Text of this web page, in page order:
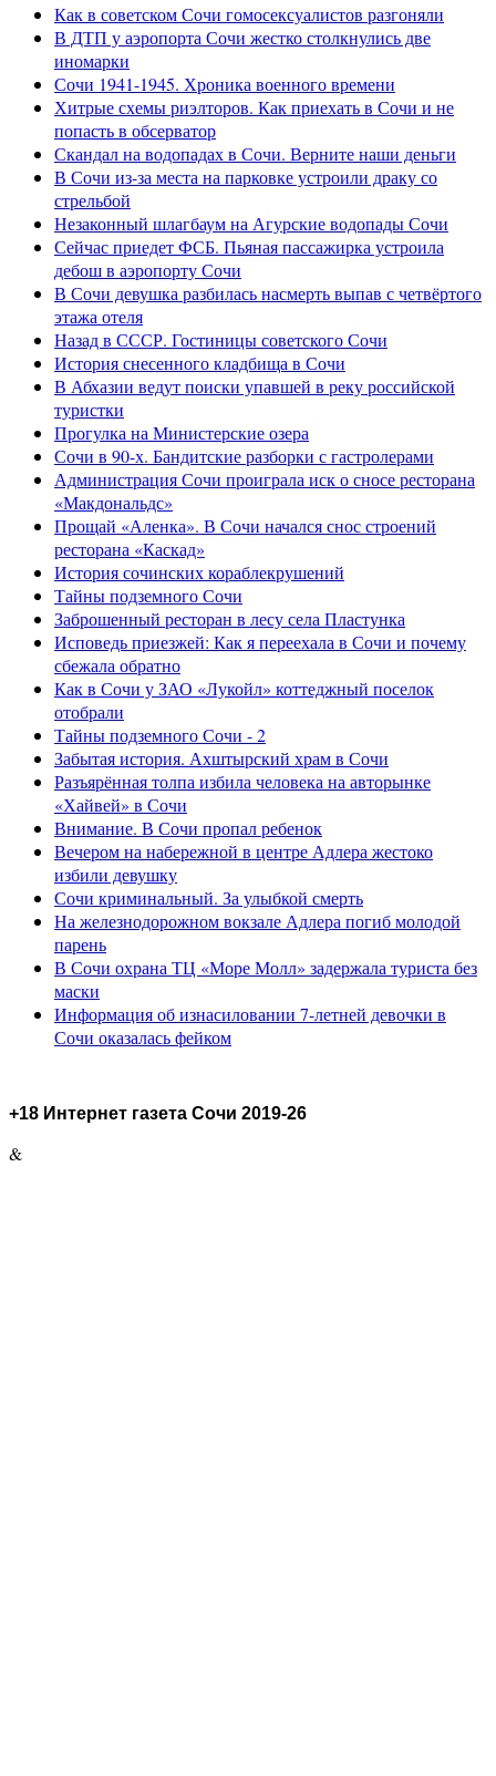
Как в советском Сочи гомосексуалистов разгоняли
В ДТП у аэропорта Сочи жестко столкнулись две
иномарки
Сочи 1941-1945. Хроника военного времени
Хитрые схемы риэлторов. Как приехать в Сочи и не
попасть в обсерватор
Скандал на водопадах в Сочи. Верните наши деньги
В Сочи из-за места на парковке устроили драку со
стрельбой
Незаконный шлагбаум на Агурские водопады Сочи
Сейчас приедет ФСБ. Пьяная пассажирка устроила
дебош в аэропорту Сочи
В Сочи девушка разбилась насмерть выпав с четвёртого
этажа отеля
Назад в СССР. Гостиницы советского Сочи
История снесенного кладбища в Сочи
В Абхазии ведут поиски упавшей в реку российской
туристки
Прогулка на Министерские озера
Сочи в 90-х. Бандитские разборки с гастролерами
Администрация Сочи проиграла иск о сносе ресторана
«Макдональдс»
Прощай «Аленка». В Сочи начался снос строений
ресторана «Каскад»
История сочинских кораблекрушений
Тайны подземного Сочи
Заброшенный ресторан в лесу села Пластунка
Исповедь приезжей: Как я переехала в Сочи и почему
сбежала обратно
Как в Сочи у ЗАО «Лукойл» коттеджный поселок
отобрали
Тайны подземного Сочи - 2
Забытая история. Ахштырский храм в Сочи
Разъярённая толпа избила человека на авторынке
«Хайвей» в Сочи
Внимание. В Сочи пропал ребенок
Вечером на набережной в центре Адлера жестоко
избили девушку
Сочи криминальный. За улыбкой смерть
На железнодорожном вокзале Адлера погиб молодой
парень
В Сочи охрана ТЦ «Море Молл» задержала туриста без
маски
Информация об изнасиловании 7-летней девочки в
Сочи оказалась фейком
+18 Интернет газета Сочи 2019-26
&